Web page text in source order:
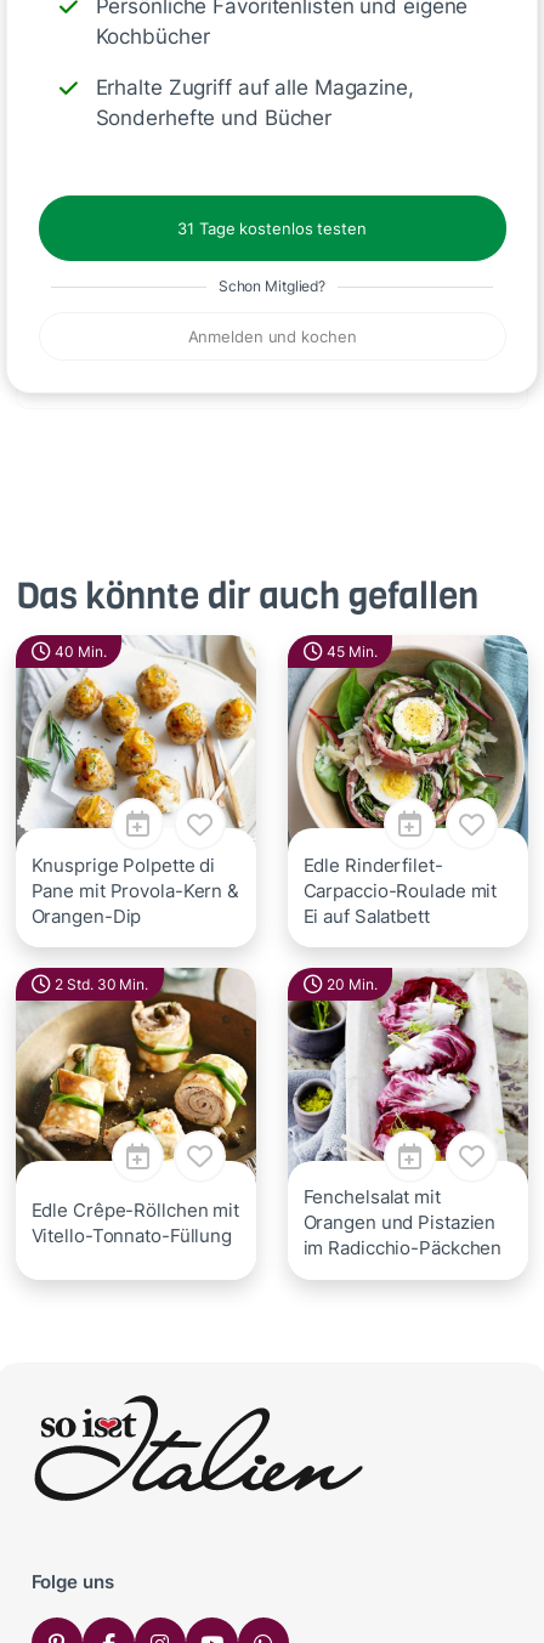
Persönliche Favoritenlisten und eigene
Kochbücher
Erhalte Zugriff auf alle Magazine,
Sonderhefte und Bücher
31 Tage kostenlos testen
Schon Mitglied?
Anmelden und kochen
Schreiben
Das könnte dir auch gefallen
40 Min.
Knusprige Polpette di
Pane mit Provola-Kern &
Orangen-Dip
45 Min.
Edle Rinderfilet-
Carpaccio-Roulade mit
Ei auf Salatbett
2 Std. 30 Min.
Edle Crêpe-Röllchen mit
Vitello-Tonnato-Füllung
20 Min.
Fenchelsalat mit
Orangen und Pistazien
im Radicchio-Päckchen
Folge uns